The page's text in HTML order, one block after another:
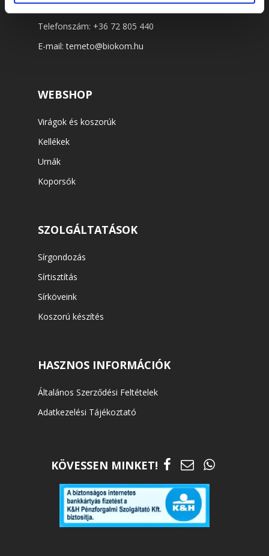
Cím: 7622 Pécs, Siklósi út 43.
Telefonszám: +36 72 805 440
E-mail:temeto@biokom.hu
WEBSHOP
Virágok és koszorúk
Kellékek
Urnák
Koporsók
SZOLGÁLTATÁSOK
Sírgondozás
Sírtisztítás
Sírköveink
Koszorú készítés
HASZNOS INFORMÁCIÓK
Általános Szerződési Feltételek
Adatkezelési Tájékoztató
KÖVESSEN MINKET!